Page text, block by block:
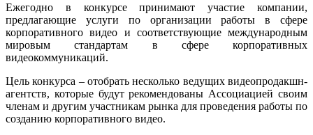
Ежегодно в конкурсе принимают участие компании,
предлагающие услуги по организации работы в сфере
корпоративного видео и соответствующие международным
мировым стандартам в сфере корпоративных
видеокоммуникаций.
Цель конкурса – отобрать несколько ведущих видеопродакшн-
агентств, которые будут рекомендованы Ассоциацией своим
членам и другим участникам рынка для проведения работы по
созданию корпоративного видео.